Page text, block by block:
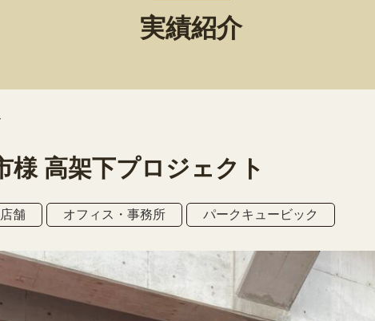
実績紹介
様 高架下プロジェクト
舗 オフィス・事務所 パークキュービック